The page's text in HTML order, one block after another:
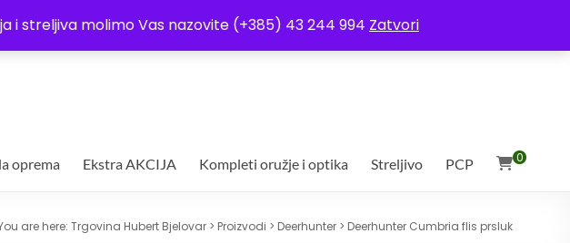
i streljiva molimo Vas nazovite (+385) 43 244 994 Zatvori
Uvjeti poslovanja
0
oprema Ekstra AKCIJA Kompleti oružje i optika Streljivo PCP
are here: Trgovina Hubert Bjelovar > Proizvodi > Deerhunter > Deerhunter Cumbria flis prsluk